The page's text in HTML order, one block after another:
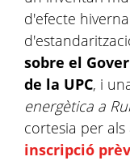
d'efecte
sobre el
de la UPC, i
energètica a
cortesia per
inscripció